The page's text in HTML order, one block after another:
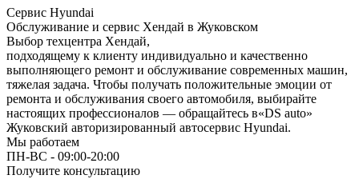
Сервис Hyundai
Обслуживание и сервис Хендай в Жуковском
Выбор техцентра Хендай,
подходящему к клиенту индивидуально и качественно
выполняющего ремонт и обслуживание современных машин,
тяжелая задача. Чтобы получать положительные эмоции от
ремонта и обслуживания своего автомобиля, выбирайте
настоящих профессионалов — обращайтесь в«DS auto»
Жуковский авторизированный автосервис Hyundai.
Мы работаем
ПН-ВC - 09:00-20:00
Получите консультацию